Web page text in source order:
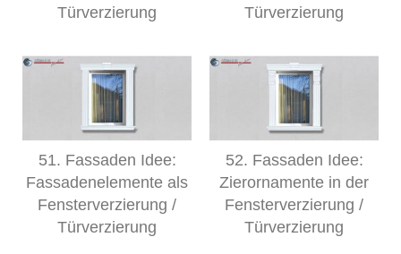
Türverzierung Türverzierung
51. Fassaden Idee:
Fassadenelemente als
Fensterverzierung /
Türverzierung
52. Fassaden Idee:
Zierornamente in der
Fensterverzierung /
Türverzierung